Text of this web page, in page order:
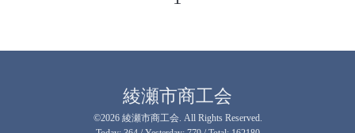
綾瀬市商工会
©2026 綾瀬市商工会. All Rights Reserved.